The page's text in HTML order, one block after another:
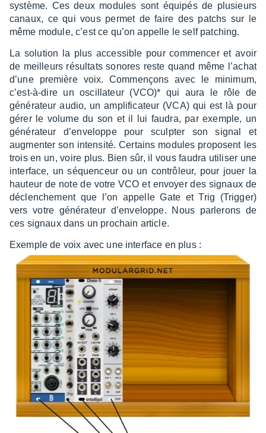
système. Ces deux modules sont équi­pés de plusieurs
canaux, ce qui vous permet de faire des patchs sur le
même module, c’est ce qu’on appelle le self patching.
La solu­tion la plus acces­sible pour commen­cer et avoir
de meilleurs résul­tats sonores reste quand même l’achat
d’une première voix. Commençons avec le mini­mum,
c’est-à-dire un oscil­la­teur (VCO)* qui aura le rôle de
géné­ra­teur audio, un ampli­fi­ca­teur (VCA) qui est là pour
gérer le volume du son et il lui faudra, par exemple, un
géné­ra­teur d’en­ve­loppe pour sculp­ter son signal et
augmen­ter son inten­sité. Certains modules proposent les
trois en un, voire plus. Bien sûr, il vous faudra utili­ser une
inter­face, un séquen­ceur ou un contrô­leur, pour jouer la
hauteur de note de votre VCO et envoyer des signaux de
déclen­che­ment que l’on appelle Gate et Trig (Trig­ger)
vers votre géné­ra­teur d’en­ve­loppe. Nous parle­rons de
ces signaux dans un prochain article.
Exemple de voix avec une inter­face en plus :